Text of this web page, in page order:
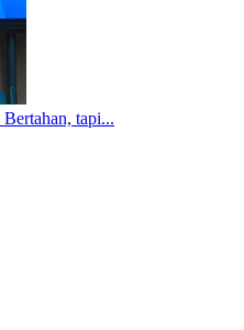
tapi...